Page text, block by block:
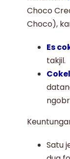
Choco
Choco),
Es
takjil.
Satu